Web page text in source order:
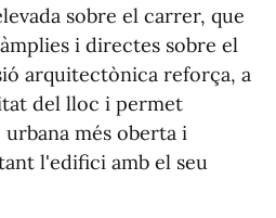
sobre el carrer, que
i directes sobre el
arquitectònica reforça, a
del lloc i permet
més oberta i
l'edifici amb el seu